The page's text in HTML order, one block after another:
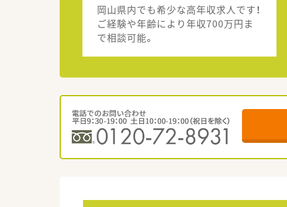
岡山県内でも希少な高年収求人です！
ご経験や年齢により年収700万円ま
で相談可能。